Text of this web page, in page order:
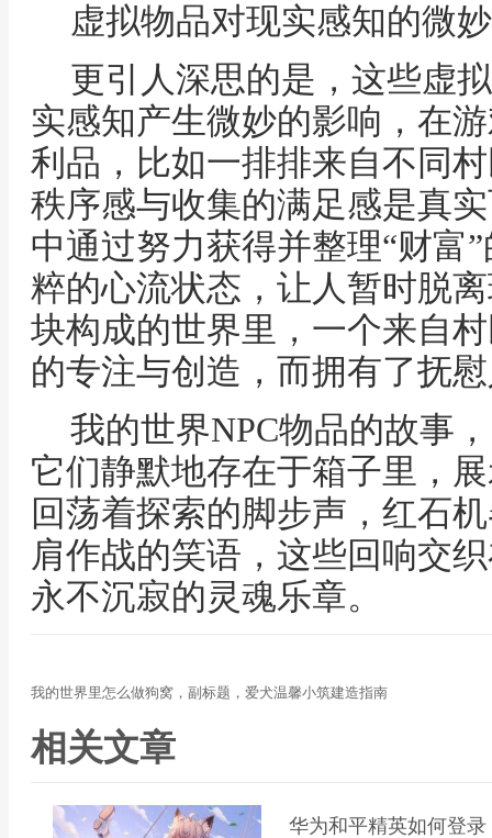
虚拟物品对现实感知的微
更引人深思的是，这些虚
实感知产生微妙的影响，在
利品，比如一排排来自不同
秩序感与收集的满足感是真
中通过努力获得并整理“财富
粹的心流状态，让人暂时脱
块构成的世界里，一个来自
的专注与创造，而拥有了抚
我的世界NPC物品的故事
它们静默地存在于箱子里，
回荡着探索的脚步声，红石
肩作战的笑语，这些回响交
永不沉寂的灵魂乐章。
我的世界里怎么做狗窝，副标题，爱犬温馨小筑建造指南
相关文章
华为和平精英如何登